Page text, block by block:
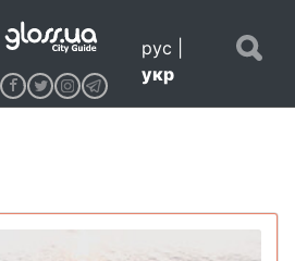
рус
укр